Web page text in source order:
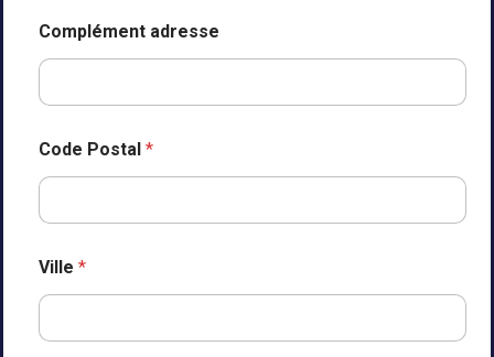
Complément adresse
Code Postal *
Ville *